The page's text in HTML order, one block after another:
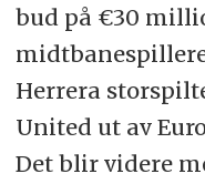
bud på €30
Herrera
United ut av
Det blir videre